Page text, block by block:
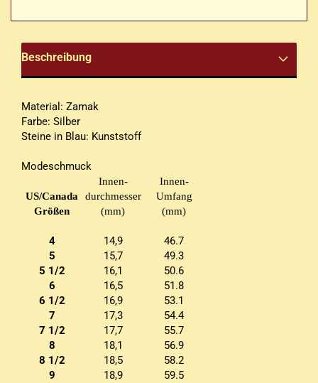
Beschreibung
Material: Zamak
Farbe: Silber
Steine in Blau: Kunststoff
Modeschmuck
Innen-
Innen-
US/Canada
durchmesser
Umfang
Größen
(mm) (mm)
4 14,9
46.7
5
15,7
49.3
5 1/2
16,1
50.6
6
16,5
51.8
6 1/2
16,9
53.1
7
17,3
54.4
7 1/2
17,7
55.7
8
18,1
56.9
8 1/2
18,5
58.2
9
18,9
59.5